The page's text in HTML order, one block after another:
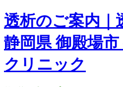
透析のご案内｜
静岡県 御殿場
クリニック